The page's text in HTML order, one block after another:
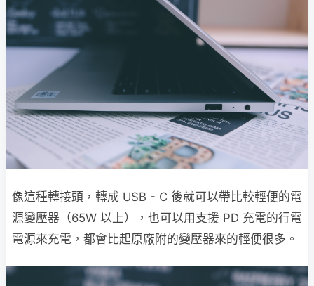
像這種轉接頭，轉成 USB - C 後就可以帶比較輕便的電
源變壓器（65W 以上），也可以用支援 PD 充電的行電
電源來充電，都會比起原廠附的變壓器來的輕便很多。